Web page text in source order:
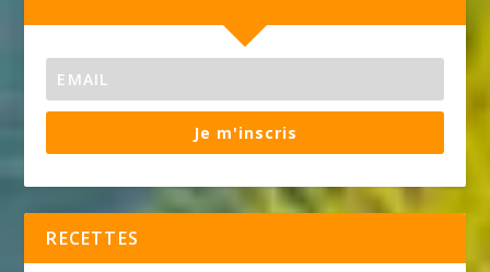
Je m'inscris
RECETTES